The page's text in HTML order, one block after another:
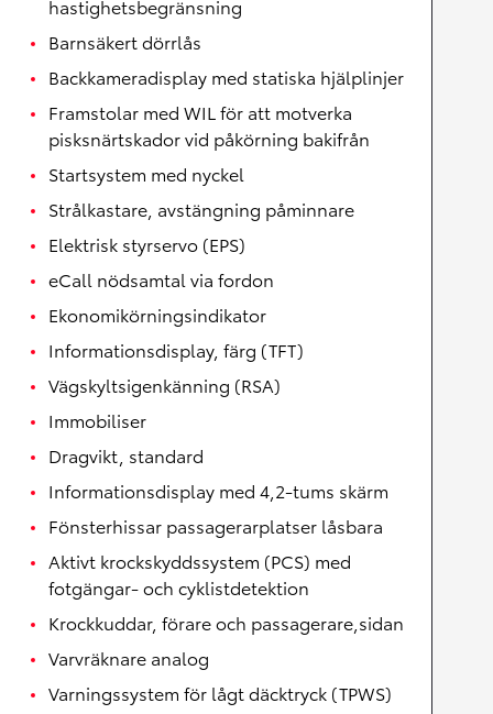
hastighetsbegränsning
Barnsäkert dörrlås
Backkameradisplay med statiska hjälplinjer
Framstolar med WIL för att motverka
pisksnärtskador vid påkörning bakifrån
Startsystem med nyckel
Strålkastare, avstängning påminnare
Elektrisk styrservo (EPS)
eCall nödsamtal via fordon
Ekonomikörningsindikator
Informationsdisplay, färg (TFT)
Vägskyltsigenkänning (RSA)
Immobiliser
Dragvikt, standard
Informationsdisplay med 4,2-tums skärm
Fönsterhissar passagerarplatser låsbara
Aktivt krockskyddssystem (PCS) med
fotgängar- och cyklistdetektion
Krockkuddar, förare och passagerare,sidan
Varvräknare analog
Varningssystem för lågt däcktryck (TPWS)